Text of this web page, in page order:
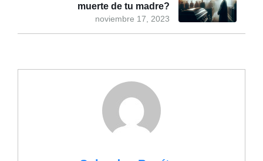
noviembre 17, 2023
muerte de tu madre?